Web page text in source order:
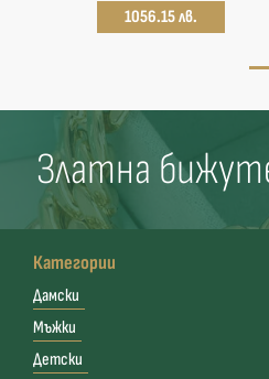
1056.15 лв.
Златна
Категории
Дамски
Мъжки
Детски